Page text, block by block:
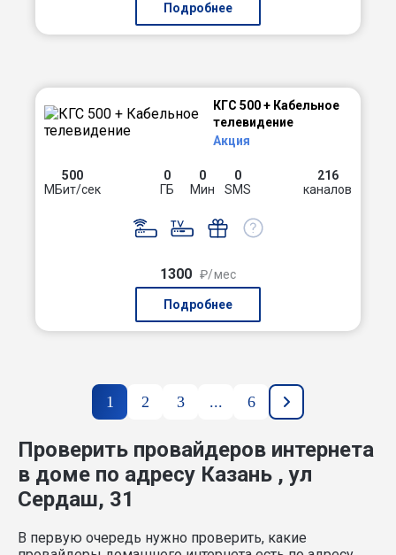
Подробнее
КГС 500 + Кабельное
телевидение
Акция
500
МБит/сек
0
ГБ
0
Мин
0
SMS
216
каналов
1300 ₽/мес
Подробнее
1 2 3 ... 6
Проверить провайдеров интернета
в доме по адресу Казань , ул
Сердаш, 31
В первую очередь нужно проверить, какие